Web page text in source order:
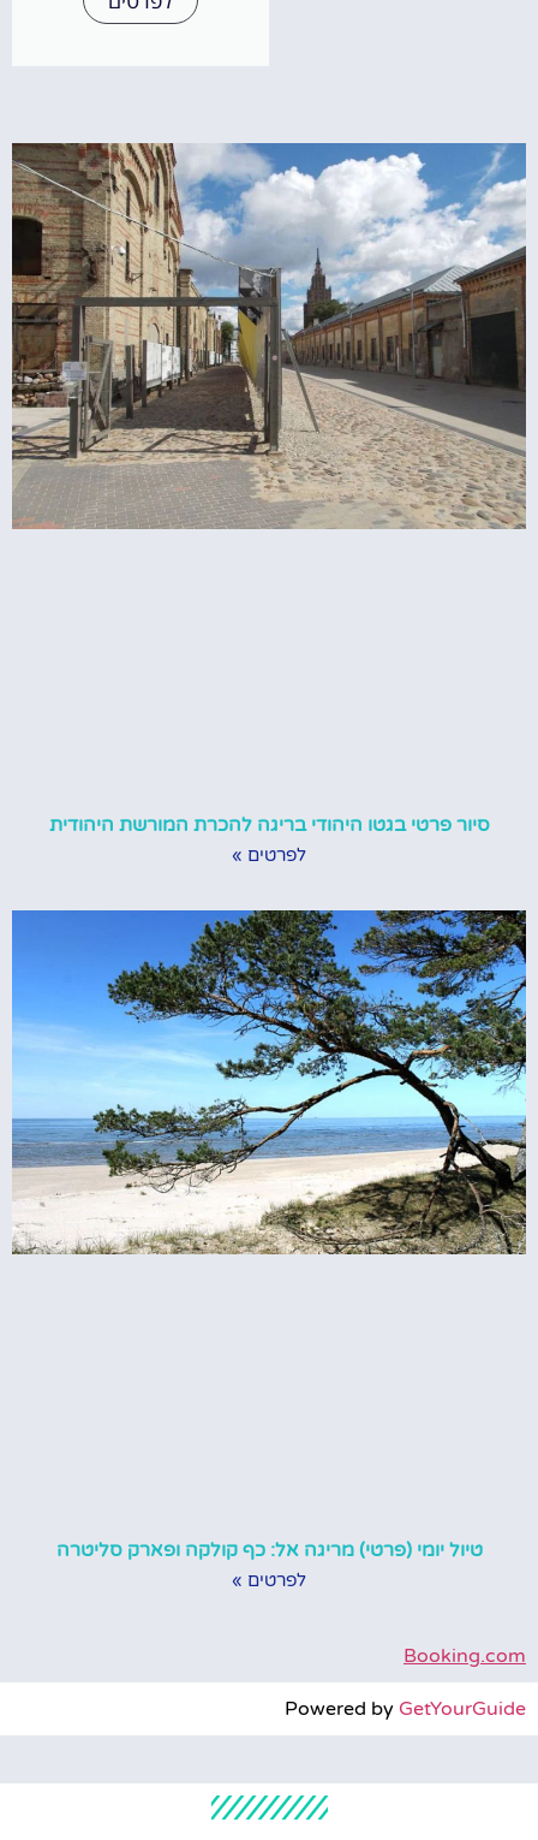
סיור פרטי בגטו היהודי בריגה להכרת המורשת היהודית
לפרטים »
טיול יומי (פרטי) מריגה אל: כף קולקה ופארק סליטרה
לפרטים »
Booking.com
Powered by GetYourGuide